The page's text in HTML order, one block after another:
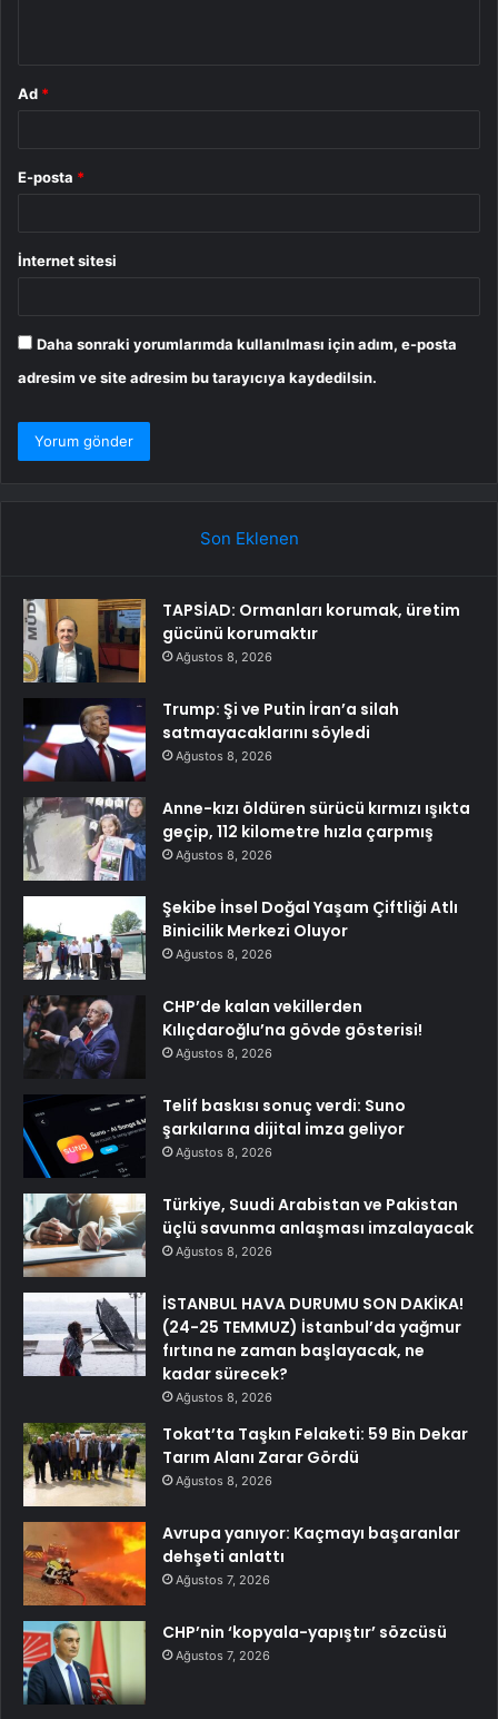
Ad *
E-posta *
İnternet sitesi
Daha sonraki yorumlarımda kullanılması için adım, e-posta
adresim ve site adresim bu tarayıcıya kaydedilsin.
Son Eklenen
TAPSİAD: Ormanları korumak, üretim
gücünü korumaktır
Ağustos 8, 2026
Trump: Şi ve Putin İran’a silah
satmayacaklarını söyledi
Ağustos 8, 2026
Anne-kızı öldüren sürücü kırmızı ışıkta
geçip, 112 kilometre hızla çarpmış
Ağustos 8, 2026
Şekibe İnsel Doğal Yaşam Çiftliği Atlı
Binicilik Merkezi Oluyor
Ağustos 8, 2026
CHP’de kalan vekillerden
Kılıçdaroğlu’na gövde gösterisi!
Ağustos 8, 2026
Telif baskısı sonuç verdi: Suno
şarkılarına dijital imza geliyor
Ağustos 8, 2026
Türkiye, Suudi Arabistan ve Pakistan
üçlü savunma anlaşması imzalayacak
Ağustos 8, 2026
İSTANBUL HAVA DURUMU SON DAKİKA!
(24-25 TEMMUZ) İstanbul’da yağmur
fırtına ne zaman başlayacak, ne
kadar sürecek?
Ağustos 8, 2026
Tokat’ta Taşkın Felaketi: 59 Bin Dekar
Tarım Alanı Zarar Gördü
Ağustos 8, 2026
Avrupa yanıyor: Kaçmayı başaranlar
dehşeti anlattı
Ağustos 7, 2026
CHP’nin ‘kopyala-yapıştır’ sözcüsü
Ağustos 7, 2026